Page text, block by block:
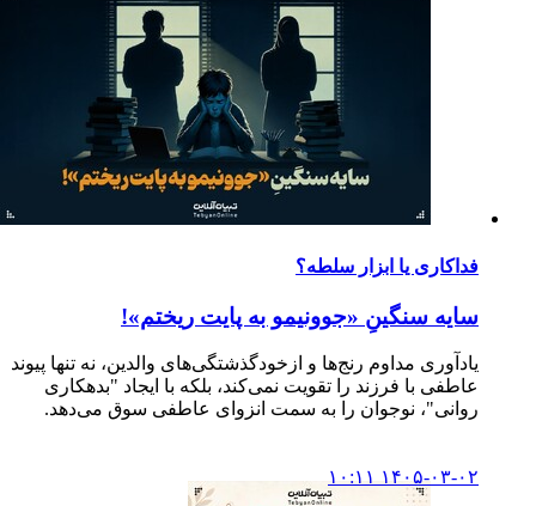
فداکاری یا ابزار سلطه؟
سایه سنگینِ «جوونیمو به پایت ریختم»!
یادآوری مداوم رنج‌ها و ازخودگذشتگی‌های والدین، نه تنها پیوند
عاطفی با فرزند را تقویت نمی‌کند، بلکه با ایجاد "بدهکاری
روانی"، نوجوان را به سمت انزوای عاطفی سوق می‌دهد.
۱۴۰۵-۰۳-۰۲ ۱۰:۱۱